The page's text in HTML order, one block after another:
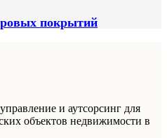
покрытий
и аутсорсинг для
объектов недвижимости в